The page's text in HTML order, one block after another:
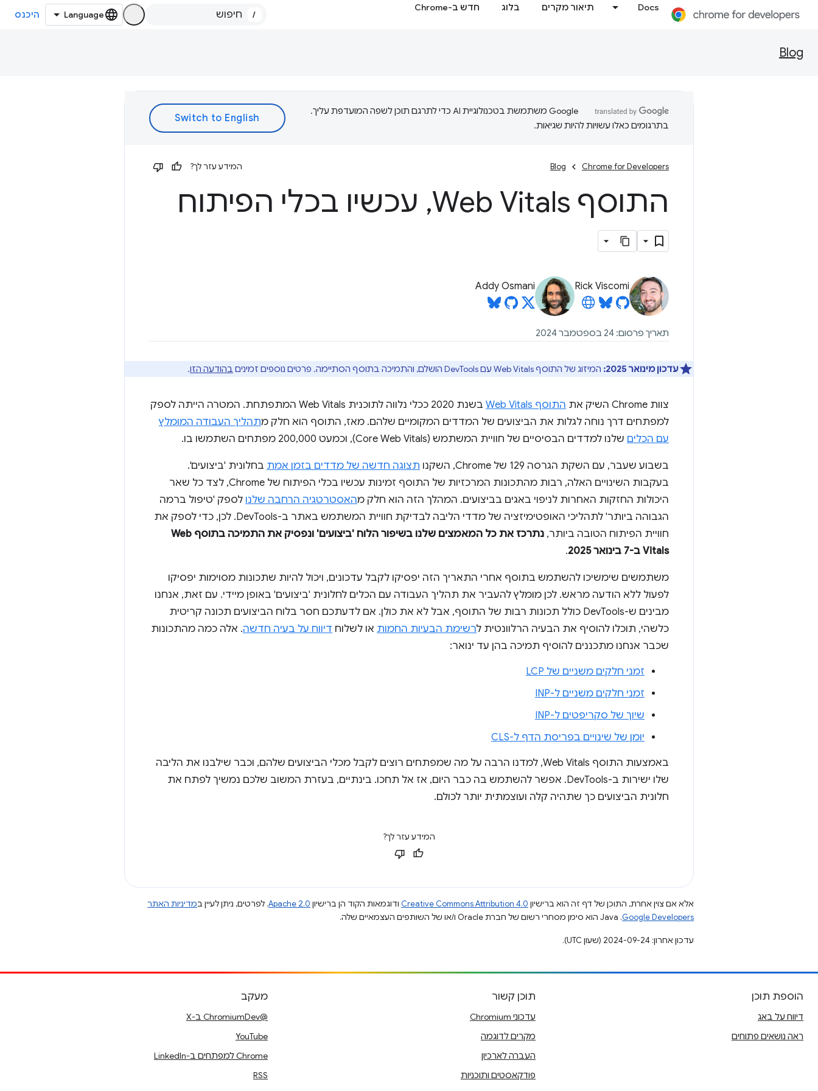
Docs תיאור מקרים בלוג חדש ב-Chrome
/ היכנס
Blog
‫Google משתמשת בטכנולוגיית AI כדי לתרגם תוכן לשפה המועדפת עליך.
בתרגומים כאלו עשויות להיות שגיאות.
Chrome for Developers
Blog המידע עזר לך?
התוסף Web Vitals , עכשיו בכלי הפיתוח
Rick Viscomi
Addy Osmani
תאריך פרסום: 24 בספטמבר 2024
עדכון מינואר 2025: המיזוג של התוסף Web Vitals עם DevTools הושלם, והתמיכה בתוסף הסתיימה. פרטים נוספים זמינים בהודעה הזו.
צוות Chrome השיק את התוסף Web Vitals
בשנת 2020 ככלי נלווה לתוכנית Web Vitals המתפתחת. המטרה הייתה לספק
למפתחים דרך נוחה לגלות את הביצועים של המדדים המקומיים שלהם. מאז, התוסף הוא חלק מתהליך העבודה המומלץ
עם הכלים שלנו למדדים הבסיסיים של חוויית המשתמש (Core Web Vitals), וכמעט 200,000 מפתחים השתמשו בו.
בשבוע שעבר, עם השקת הגרסה 129 של Chrome, השקנו תצוגה חדשה של מדדים בזמן אמת בחלונית 'ביצועים'.
בעקבות השינויים האלה, רבות מהתכונות המרכזיות של התוסף זמינות עכשיו בכלי הפיתוח של Chrome, לצד כל שאר
היכולות החזקות האחרות לניפוי באגים בביצועים. המהלך הזה הוא חלק מהאסטרטגיה הרחבה שלנו לספק 'טיפול ברמה
הגבוהה ביותר' לתהליכי האופטימיזציה של מדדי הליבה לבדיקת חוויית המשתמש באתר ב-DevTools. לכן, כדי לספק את
חוויית הפיתוח הטובה ביותר,
נתרכז את כל המאמצים שלנו בשיפור הלוח 'ביצועים' ונפסיק את התמיכה בתוסף Web
Vitals ב-7 בינואר 2025
.
משתמשים שימשיכו להשתמש בתוסף אחרי התאריך הזה יפסיקו לקבל עדכונים, ויכול להיות שתכונות מסוימות יפסיקו
לפעול ללא הודעה מראש. לכן מומלץ להעביר את תהליך העבודה עם הכלים לחלונית 'ביצועים' באופן מיידי. עם זאת, אנחנו
מבינים ש-DevTools כולל תכונות רבות של התוסף, אבל לא את כולן. אם לדעתכם חסר בלוח הביצועים תכונה קריטית
כלשהי, תוכלו להוסיף את הבעיה הרלוונטית לרשימת הבעיות החמות או לשלוח דיווח על בעיה חדשה. אלה כמה מהתכונות
שכבר אנחנו מתכננים להוסיף תמיכה בהן עד ינואר:
זמני חלקים משניים של LCP
זמני חלקים משניים ל-INP
שיוך של סקריפטים ל-INP
יומן של שינויים בפריסת הדף ל-CLS
באמצעות התוסף Web Vitals, למדנו הרבה על מה שמפתחים רוצים לקבל מכלי הביצועים שלהם, וכבר שילבנו את הליבה
שלו ישירות ב-DevTools. אפשר להשתמש בה כבר היום, אז אל תחכו. בינתיים, בעזרת המשוב שלכם נמשיך לפתח את
חלונית הביצועים כך שתהיה קלה ועוצמתית יותר לכולם.
המידע עזר לך?
אלא אם צוין אחרת, התוכן של דף זה הוא ברישיון Creative Commons Attribution 4.0 ודוגמאות הקוד הן ברישיון Apache 2.0. לפרטים, ניתן לעיין במדיניות האתר
Google Developers‏.‏ Java הוא סימן מסחרי רשום של חברת Oracle ו/או של השותפים העצמאיים שלה.
עדכון אחרון: 2024-09-24 (שעון UTC).
הוספת תוכן
דיווח על באג
ראה נושאים פתוחים
תוכן קשור
עדכוני Chromium
מקרים לדוגמה
העברה לארכיון
פודקאסטים ותוכניות
מעקב
@ChromiumDev ב-X
YouTube
Chrome למפתחים ב-LinkedIn
RSS